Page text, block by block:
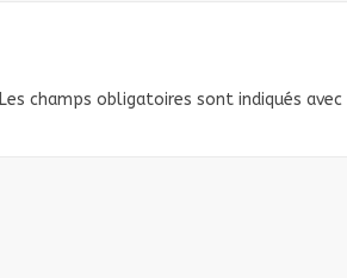
Les champs obligatoires sont indiqués avec